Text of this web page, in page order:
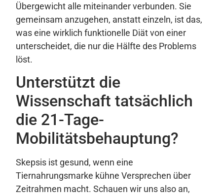
Übergewicht alle miteinander verbunden. Sie
gemeinsam anzugehen, anstatt einzeln, ist das,
was eine wirklich funktionelle Diät von einer
unterscheidet, die nur die Hälfte des Problems
löst.
Unterstützt die
Wissenschaft tatsächlich
die 21-Tage-
Mobilitätsbehauptung?
Skepsis ist gesund, wenn eine
Tiernahrungsmarke kühne Versprechen über
Zeitrahmen macht. Schauen wir uns also an,